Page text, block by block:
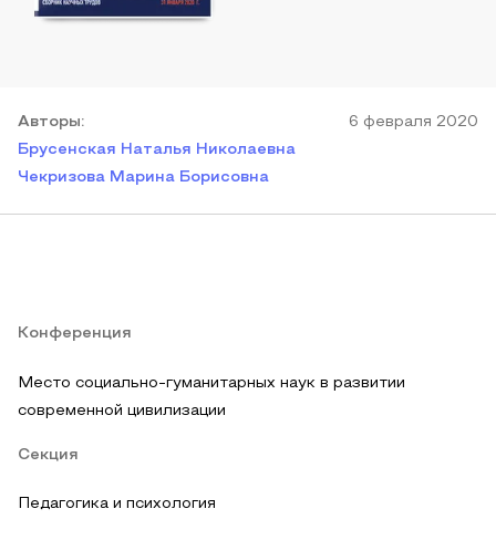
Авторы:
Брусенская Наталья Николаевна
Чекризова Марина Борисовна
6 февраля 2020
Конференция
Место социально-гуманитарных наук в развитии
современной цивилизации
Секция
Педагогика и психология